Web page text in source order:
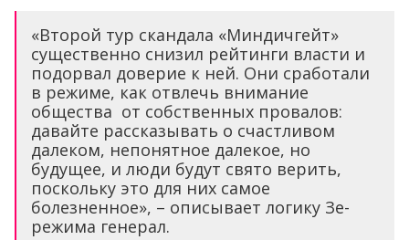
«Второй тур скандала «Миндичгейт»
существенно снизил рейтинги власти и
подорвал доверие к ней. Они сработали
в режиме, как отвлечь внимание
общества от собственных провалов:
давайте рассказывать о счастливом
далеком, непонятное далекое, но
будущее, и люди будут свято верить,
поскольку это для них самое
болезненное», – описывает логику Зе-
режима генерал.